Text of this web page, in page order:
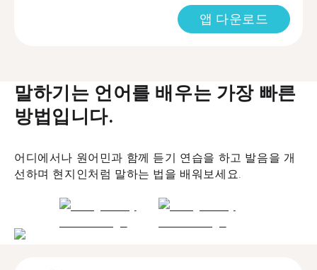
앱 다운로드
말하기는 언어를 배우는 가장 빠른
방법입니다.
어디에서나 원어민과 함께 듣기 연습을 하고 발음을 개
선하며 현지인처럼 말하는 법을 배워보세요.